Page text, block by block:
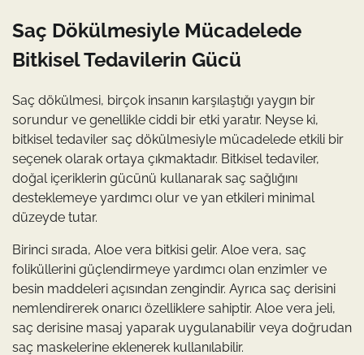
Saç Dökülmesiyle Mücadelede
Bitkisel Tedavilerin Gücü
Saç dökülmesi, birçok insanın karşılaştığı yaygın bir
sorundur ve genellikle ciddi bir etki yaratır. Neyse ki,
bitkisel tedaviler saç dökülmesiyle mücadelede etkili bir
seçenek olarak ortaya çıkmaktadır. Bitkisel tedaviler,
doğal içeriklerin gücünü kullanarak saç sağlığını
desteklemeye yardımcı olur ve yan etkileri minimal
düzeyde tutar.
Birinci sırada, Aloe vera bitkisi gelir. Aloe vera, saç
foliküllerini güçlendirmeye yardımcı olan enzimler ve
besin maddeleri açısından zengindir. Ayrıca saç derisini
nemlendirerek onarıcı özelliklere sahiptir. Aloe vera jeli,
saç derisine masaj yaparak uygulanabilir veya doğrudan
saç maskelerine eklenerek kullanılabilir.